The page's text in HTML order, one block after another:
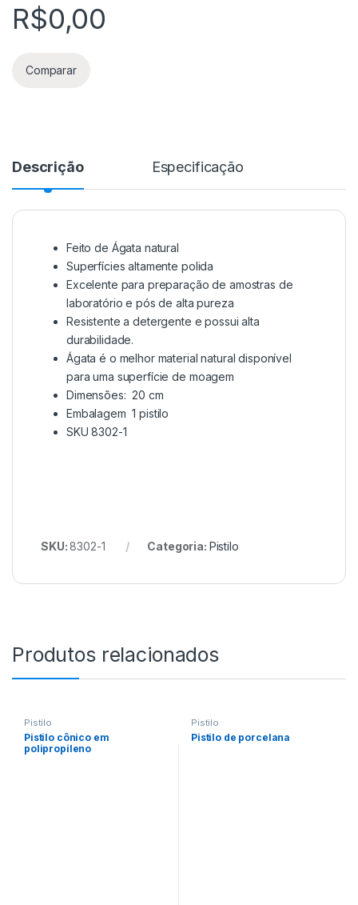
R$0,00
Comparar
Descrição Especificação
Feito de Ágata natural
Superfícies altamente polida
Excelente para preparação de amostras de
laboratório e pós de alta pureza
Resistente a detergente e possui alta
durabilidade.
Ágata é o melhor material natural disponível
para uma superfície de moagem
Dimensões: 20 cm
Embalagem 1 pistilo
SKU 8302-1
SKU:8302-1 Categoria: Pistilo
Produtos relacionados
Pistilo
Pistilo cônico em
polipropileno
Pistilo
Pistilo de porcelana